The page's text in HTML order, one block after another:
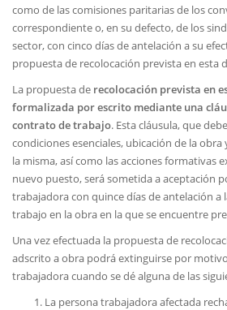
como de las comisiones paritarias de los
correspondiente o, en su defecto, de los
sector, con cinco días de antelación a su
propuesta de recolocación prevista en esta
La propuesta de recolocación prevista en
formalizada por escrito mediante una
contrato de trabajo. Esta cláusula, que
condiciones esenciales, ubicación de la
la misma, así como las acciones formativas
nuevo puesto, será sometida a aceptación
trabajadora con quince días de antelación a
trabajo en la obra en la que se encuentre
Una vez efectuada la propuesta de
adscrito a obra podrá extinguirse por
trabajadora cuando se dé alguna de las
La persona trabajadora afectada